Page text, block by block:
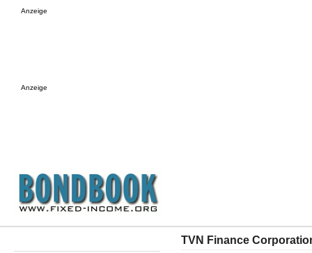
Anzeige
Anzeige
TVN Finance